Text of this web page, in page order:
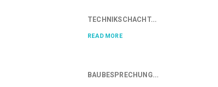
TECHNIKSCHACHT...
READ MORE
BAUBESPRECHUNG...